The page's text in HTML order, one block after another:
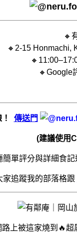
🔸
🔸2-15 Honmachi,
🔸Google
！ 傳送門
(建議使用
單評分與詳細食
家追蹤我的部落格跟
路上被這家燒到🔥